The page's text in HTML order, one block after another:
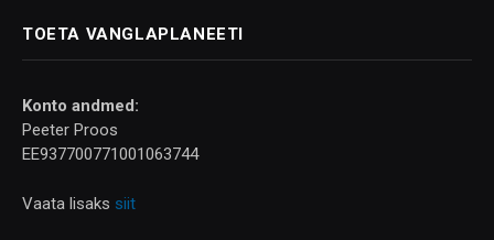
TOETA VANGLAPLANEETI
Konto andmed:
Peeter Proos
EE937700771001063744
Vaata lisaks siit